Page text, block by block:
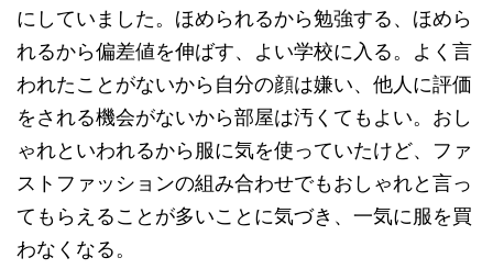
にしていました。ほめられるから勉強する、ほめら
れるから偏差値を伸ばす、よい学校に入る。よく言
われたことがないから自分の顔は嫌い、他人に評価
をされる機会がないから部屋は汚くてもよい。おし
ゃれといわれるから服に気を使っていたけど、ファ
ストファッションの組み合わせでもおしゃれと言っ
てもらえることが多いことに気づき、一気に服を買
わなくなる。